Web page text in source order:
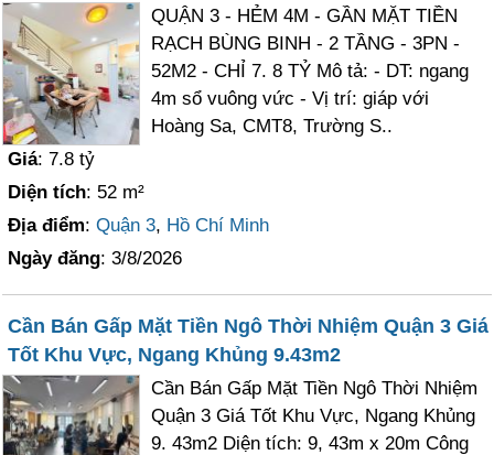
QUẬN 3 - HẺM 4M - GẦN MẶT TIỀN
RẠCH BÙNG BINH - 2 TẦNG - 3PN -
52M2 - CHỈ 7. 8 TỶ Mô tả: - DT: ngang
4m sổ vuông vức - Vị trí: giáp với
Hoàng Sa, CMT8, Trường S..
Giá: 7.8 tỷ
Diện tích: 52 m²
Địa điểm:Quận 3, Hồ Chí Minh
Ngày đăng: 3/8/2026
Cần Bán Gấp Mặt Tiền Ngô Thời Nhiệm Quận 3 Giá
Tốt Khu Vực, Ngang Khủng 9.43m2
Cần Bán Gấp Mặt Tiền Ngô Thời Nhiệm
Quận 3 Giá Tốt Khu Vực, Ngang Khủng
9. 43m2 Diện tích: 9, 43m x 20m Công